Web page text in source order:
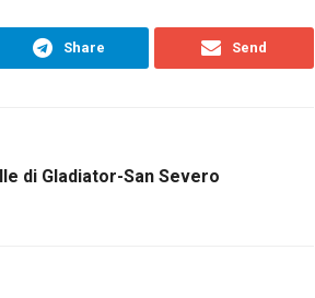
Share Send
di Gladiator-San Severo